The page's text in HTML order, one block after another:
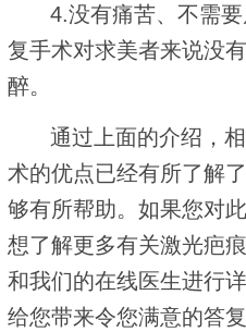
4.没有痛苦、不需
复手术对求美者来说没
醉。
通过上面的介绍，
术的优点已经有所了解
够有所帮助。如果您对
想了解更多有关激光疤
和我们的在线医生进行
给您带来令您满意的答复